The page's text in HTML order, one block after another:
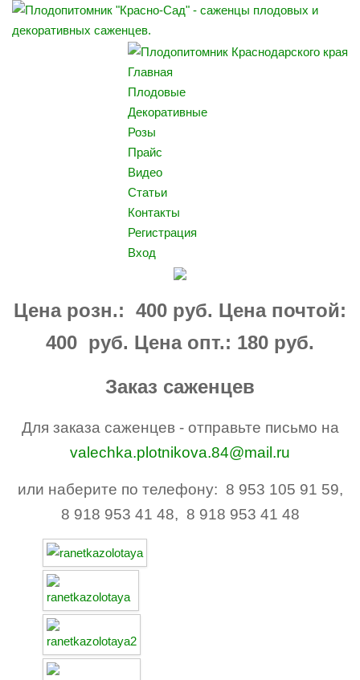
Главная
Плодовые
Декоративные
Розы
Прайс
Видео
Статьи
Контакты
Регистрация
Вход
Цена розн.: 400 руб. Цена почтой:
400 руб. Цена опт.: 180 руб.
Заказ саженцев
Для заказа саженцев - отправьте письмо на
valechka.plotnikova.84@mail.ru
или наберите по телефону: 8 953 105 91 59,
8 918 953 41 48, 8 918 953 41 48